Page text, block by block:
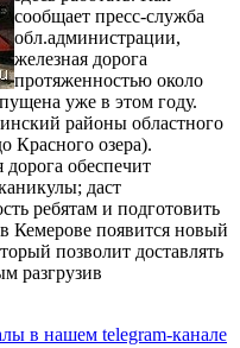
сообщает пресс-служба
обл.администрации,
железная дорога
протяженностью около
уже в этом году.
районы областного
Красного озера).
дорога обеспечит
даст
ребятам и подготовить
Кемерове появится новый
позволит доставлять
разгрузив
в нашем telegram-канале